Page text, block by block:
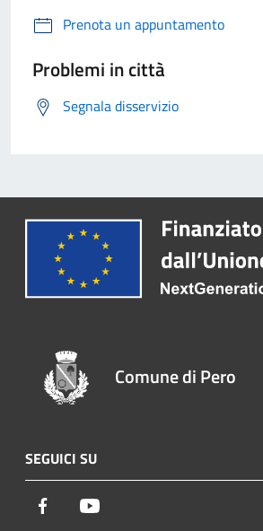
Prenota un appuntamento
Problemi in città
Segnala disservizio
Comune di Pero
SEGUICI SU
Facebook